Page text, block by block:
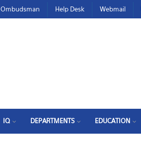
Ombudsman Help Desk Webmail
IQ DEPARTMENTS EDUCATION